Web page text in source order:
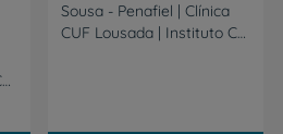
CUF Paredes | Instituto CUF Porto
Sousa - Penafiel | Clínica
CUF Lousada | Instituto CUF Porto | Clínica CUF S. João da Madeira | Hospital CUF Trindade - Porto | Hospital CUF Viseu